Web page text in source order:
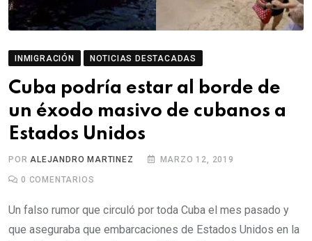
INMIGRACIÓN NOTICIAS DESTACADAS
Cuba podría estar al borde de
un éxodo masivo de cubanos a
Estados Unidos
PORALEJANDRO MARTINEZ MARZO 12, 2019
0 COMENTARIOS
Un falso rumor que circuló por toda Cuba el mes pasado y
que aseguraba que embarcaciones de Estados Unidos en la